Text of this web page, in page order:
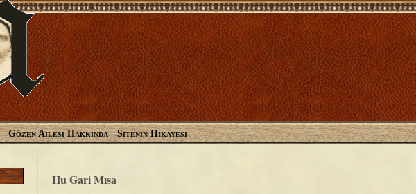
i
L
e
s
i
Gözen Ailesi
Gözen Ailesi Hakkında Sitenin Hikayesi
Hu Gari Mısa